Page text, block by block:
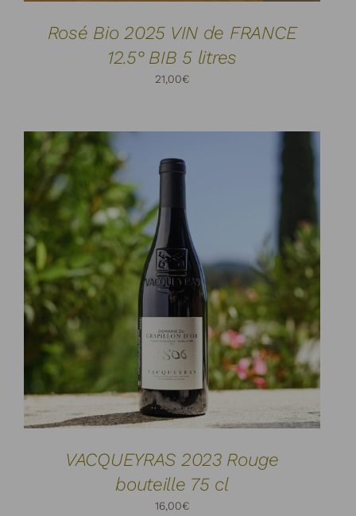
Rosé Bio 2025 VIN de FRANCE
12.5° BIB 5 litres
21,00€
AJOUTER AU PANIER DÉTAILS
VACQUEYRAS 2023 Rouge
bouteille 75 cl
16,00€